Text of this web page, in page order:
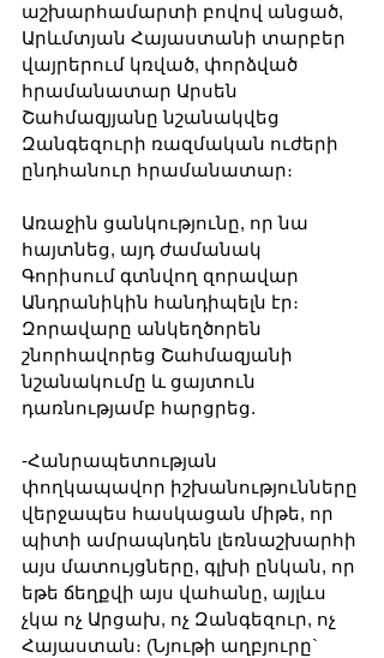
աշխարհամարտի բովով անցած,
Արևմտյան Հայաստանի տարբեր
վայրերում կռված, փորձված
հրամանատար Արսեն
Շահմազյյանը նշանակվեց
Զանգեզուրի ռազմական ուժերի
ընդհանուր հրամանատար։
Առաջին ցանկությունը, որ նա
հայտնեց, այդ ժամանակ
Գորիսում գտնվող զորավար
Անդրանիկին հանդիպելն էր։
Զորավարը անկեղծորեն
շնորհավորեց Շահմազյանի
նշանակումը և ցայտուն
դառնությամբ հարցրեց.
-Հանրապետության
փողկապավոր իշխանությունները
վերջապես հասկացան միթե, որ
պիտի ամրապնդեն լեռնաշխարհի
այս մատույցները, գլխի ընկան, որ
եթե ճեղքվի այս վահանը, այլևս
չկա ոչ Արցախ, ոչ Զանգեզուր, ոչ
Հայաստան։ (Նյութի աղբյուրը`